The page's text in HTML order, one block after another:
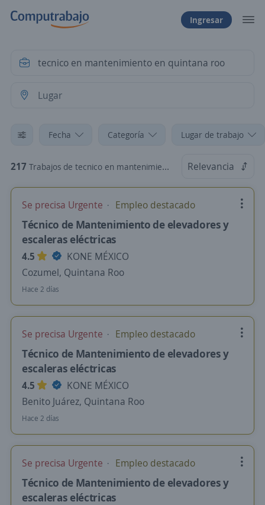
Ingresar
Fecha Categoría Lugar de trabajo
217 Trabajos de tecnico en mantenimiento en quintana roo Relevancia
Se precisa Urgente Empleo destacado
Técnico de Mantenimiento de elevadores y
escaleras eléctricas
4.5
KONE MÉXICO
Cozumel, Quintana Roo
Hace 2 días
Se precisa Urgente Empleo destacado
Técnico de Mantenimiento de elevadores y
escaleras eléctricas
4.5
KONE MÉXICO
Benito Juárez, Quintana Roo
Hace 2 días
Se precisa Urgente Empleo destacado
Técnico de Mantenimiento de elevadores y
escaleras eléctricas